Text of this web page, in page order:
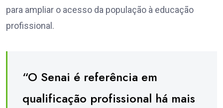
para ampliar o acesso da população à educação
profissional.
“O Senai é referência em
qualificação profissional há mais